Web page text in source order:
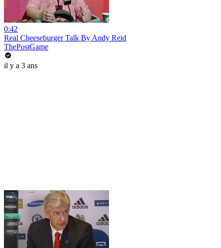
0:42
Real Cheeseburger Talk By Andy Reid
ThePostGame
il y a 3 ans